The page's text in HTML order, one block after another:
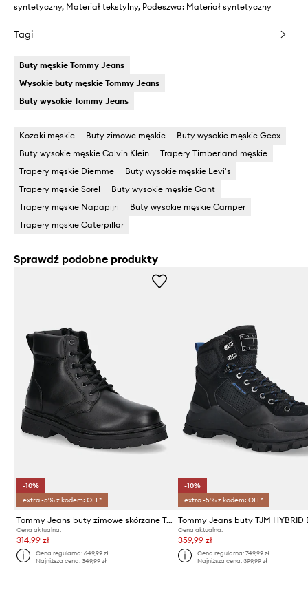
syntetyczny, Materiał tekstylny, Podeszwa: Materiał syntetyczny
Tagi
Buty męskie Tommy Jeans
Wysokie buty męskie Tommy Jeans
Buty wysokie Tommy Jeans
Kozaki męskie Buty zimowe męskie
Buty wysokie męskie Geox
Buty wysokie męskie Calvin Klein
Trapery Timberland męskie
Trapery męskie Diemme
Buty wysokie męskie Levi's
Trapery męskie Sorel
Buty wysokie męskie Gant
Trapery męskie Napapijri
Buty wysokie męskie Camper
Trapery męskie Caterpillar
Sprawdź podobne produkty
-10%
extra -5% z kodem: OFF*
Tommy Jeans buty zimowe skórzane TJM LACE UP BOOT
Cena aktualna:
314,99 zł
Cena regularna:649,99 zł
Najniższa cena:349,99 zł
-10%
extra -5% z kodem: OFF*
Tommy Jeans buty TJM HYBRID
Cena aktualna:
359,99 zł
Cena regularna: 749,99 zł
Najniższa cena: 399,99 zł